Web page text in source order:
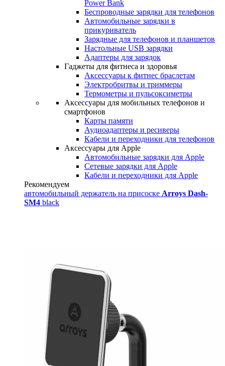
Power Bank
Беспроводные зарядки для телефонов
Автомобильные зарядки в
прикуриватель
Зарядные для телефонов и планшетов
Настольные USB зарядки
Адаптеры для зарядок
Гаджеты для фитнеса и здоровья
Аксессуары к фитнес браслетам
Электробритвы и триммеры
Термометры и пульсоксиметры
Аксессуары для мобильных телефонов и
смартфонов
Карты памяти
Аудиоадаптеры и ресиверы
Кабели и переходники для телефонов
Аксессуары для Apple
Автомобильные зарядки для Apple
Сетевые зарядки для Apple
Кабели и переходники для Apple
Рекомендуем
автомобильный держатель на присоске Arroys Dash-
SM4 black